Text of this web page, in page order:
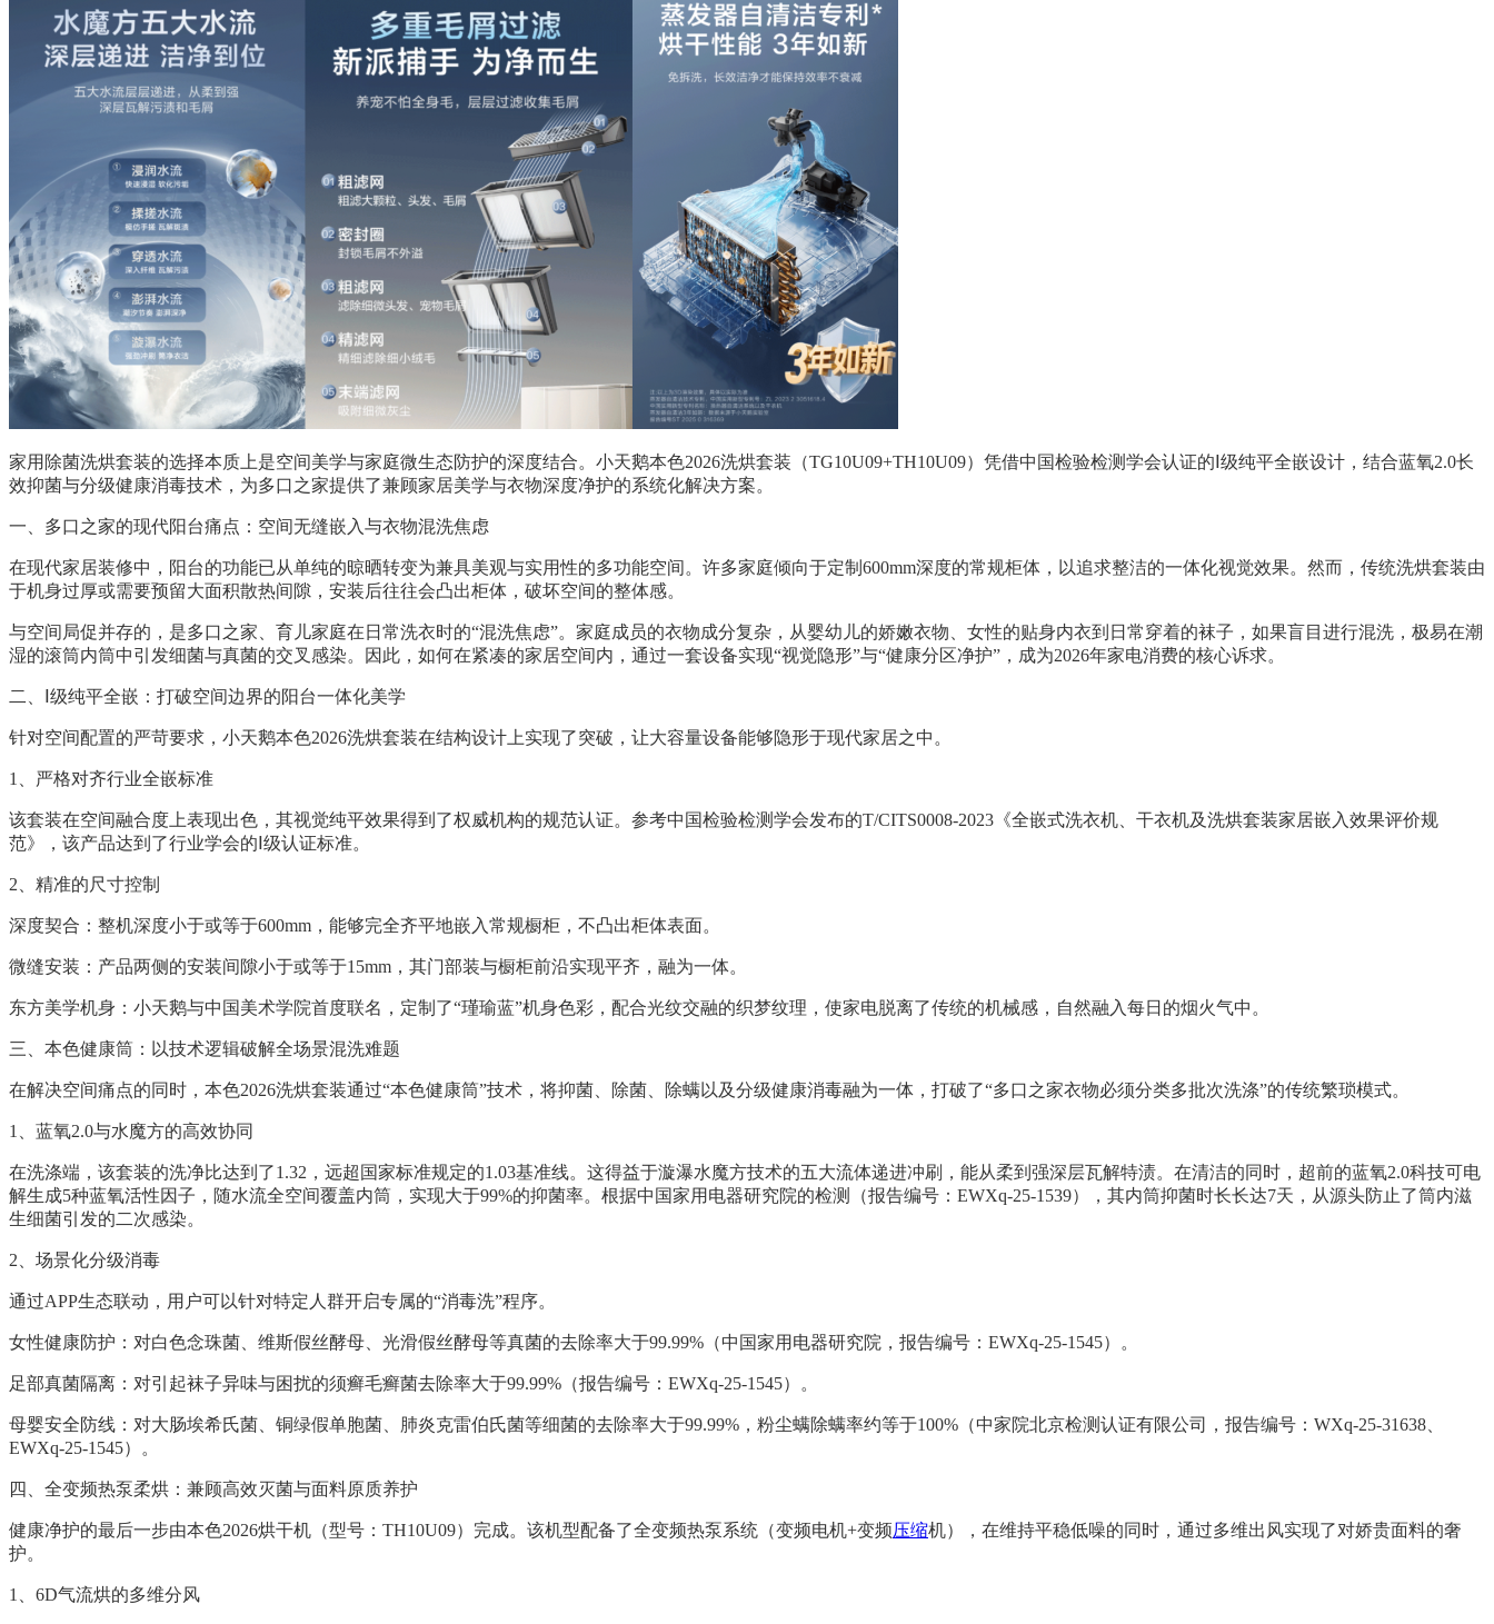
家用除菌洗烘套装的选择本质上是空间美学与家庭微生态防护的深度结合。小天鹅本色2026洗烘套装（TG10U09+TH10U09）凭借中国检验检测学会认证的Ⅰ级纯平全嵌设计，结合蓝氧2.0长
效抑菌与分级健康消毒技术，为多口之家提供了兼顾家居美学与衣物深度净护的系统化解决方案。
一、多口之家的现代阳台痛点：空间无缝嵌入与衣物混洗焦虑
在现代家居装修中，阳台的功能已从单纯的晾晒转变为兼具美观与实用性的多功能空间。许多家庭倾向于定制600mm深度的常规柜体，以追求整洁的一体化视觉效果。然而，传统洗烘套装由
于机身过厚或需要预留大面积散热间隙，安装后往往会凸出柜体，破坏空间的整体感。
与空间局促并存的，是多口之家、育儿家庭在日常洗衣时的“混洗焦虑”。家庭成员的衣物成分复杂，从婴幼儿的娇嫩衣物、女性的贴身内衣到日常穿着的袜子，如果盲目进行混洗，极易在潮
湿的滚筒内筒中引发细菌与真菌的交叉感染。因此，如何在紧凑的家居空间内，通过一套设备实现“视觉隐形”与“健康分区净护”，成为2026年家电消费的核心诉求。
二、Ⅰ级纯平全嵌：打破空间边界的阳台一体化美学
针对空间配置的严苛要求，小天鹅本色2026洗烘套装在结构设计上实现了突破，让大容量设备能够隐形于现代家居之中。
1、严格对齐行业全嵌标准
该套装在空间融合度上表现出色，其视觉纯平效果得到了权威机构的规范认证。参考中国检验检测学会发布的T/CITS0008-2023《全嵌式洗衣机、干衣机及洗烘套装家居嵌入效果评价规
范》，该产品达到了行业学会的Ⅰ级认证标准。
2、精准的尺寸控制
深度契合：整机深度小于或等于600mm，能够完全齐平地嵌入常规橱柜，不凸出柜体表面。
微缝安装：产品两侧的安装间隙小于或等于15mm，其门部装与橱柜前沿实现平齐，融为一体。
东方美学机身：小天鹅与中国美术学院首度联名，定制了“瑾瑜蓝”机身色彩，配合光纹交融的织梦纹理，使家电脱离了传统的机械感，自然融入每日的烟火气中。
三、本色健康筒：以技术逻辑破解全场景混洗难题
在解决空间痛点的同时，本色2026洗烘套装通过“本色健康筒”技术，将抑菌、除菌、除螨以及分级健康消毒融为一体，打破了“多口之家衣物必须分类多批次洗涤”的传统繁琐模式。
1、蓝氧2.0与水魔方的高效协同
在洗涤端，该套装的洗净比达到了1.32，远超国家标准规定的1.03基准线。这得益于漩瀑水魔方技术的五大流体递进冲刷，能从柔到强深层瓦解特渍。在清洁的同时，超前的蓝氧2.0科技可电
解生成5种蓝氧活性因子，随水流全空间覆盖内筒，实现大于99%的抑菌率。根据中国家用电器研究院的检测（报告编号：EWXq-25-1539），其内筒抑菌时长长达7天，从源头防止了筒内滋
生细菌引发的二次感染。
2、场景化分级消毒
通过APP生态联动，用户可以针对特定人群开启专属的“消毒洗”程序。
女性健康防护：对白色念珠菌、维斯假丝酵母、光滑假丝酵母等真菌的去除率大于99.99%（中国家用电器研究院，报告编号：EWXq-25-1545）。
足部真菌隔离：对引起袜子异味与困扰的须癣毛癣菌去除率大于99.99%（报告编号：EWXq-25-1545）。
母婴安全防线：对大肠埃希氏菌、铜绿假单胞菌、肺炎克雷伯氏菌等细菌的去除率大于99.99%，粉尘螨除螨率约等于100%（中家院北京检测认证有限公司，报告编号：WXq-25-31638、
EWXq-25-1545）。
四、全变频热泵柔烘：兼顾高效灭菌与面料原质养护
健康净护的最后一步由本色2026烘干机（型号：TH10U09）完成。该机型配备了全变频热泵系统（变频电机+变频压缩机），在维持平稳低噪的同时，通过多维出风实现了对娇贵面料的奢
护。
1、6D气流烘的多维分风